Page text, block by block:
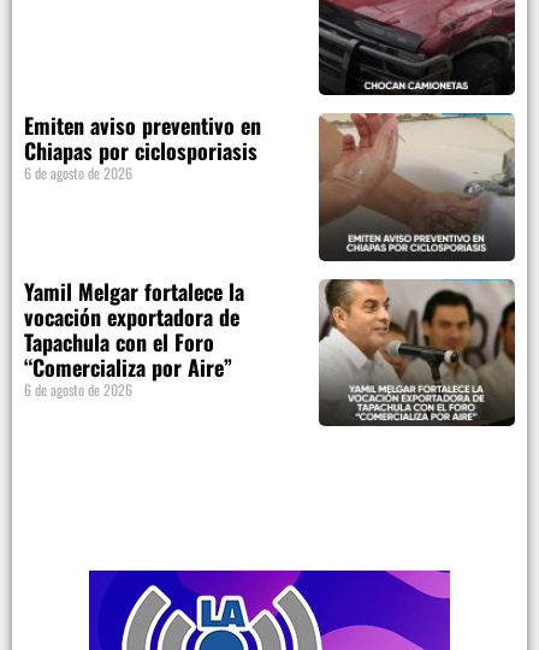
Emiten aviso preventivo en
Chiapas por ciclosporiasis
6 de agosto de 2026
Yamil Melgar fortalece la
vocación exportadora de
Tapachula con el Foro
“Comercializa por Aire”
6 de agosto de 2026